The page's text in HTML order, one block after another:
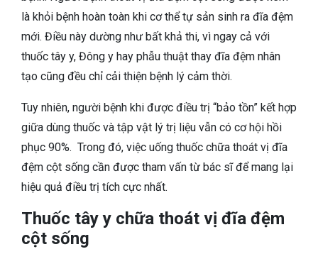
là khỏi bệnh hoàn toàn khi cơ thể tự sản sinh ra đĩa đệm
mới. Điều này dường như bất khả thi, vì ngay cả với
thuốc tây y, Đông y hay phẫu thuật thay đĩa đệm nhân
tạo cũng đều chỉ cải thiện bệnh lý cảm thời.
Tuy nhiên, người bệnh khi được điều trị “bảo tồn” kết hợp
giữa dùng thuốc và tập vật lý trị liệu vẫn có cơ hội hồi
phục 90%. Trong đó, việc uống thuốc chữa thoát vị đĩa
đệm cột sống cần được tham vấn từ bác sĩ để mang lại
hiệu quả điều trị tích cực nhất.
Thuốc tây y chữa thoát vị đĩa đệm
cột sống